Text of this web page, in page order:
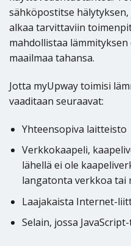
sähköpostitse
alkaa tarvittaviin
mahdollistaa
maailmaa tahansa.
Jotta myUpway toimisi
vaaditaan seuraavat:
Yhteensopiva laitteisto
Verkkokaapeli,
lähellä ei ole
langatonta verkkoa tai
Laajakaista Internet-
Selain, jossa